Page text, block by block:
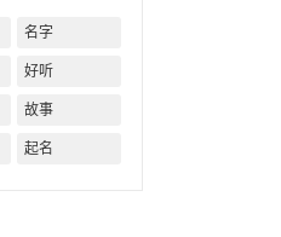
富贵！
名字
好听
故事
起名